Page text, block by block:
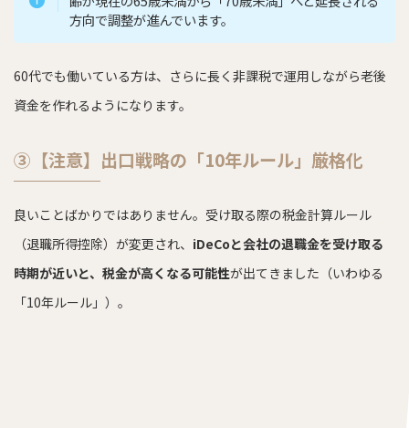
方向で調整が進んでいます。
60代でも働いている方は、さらに長く非課税で運用しながら老後
資金を作れるようになります。
③【注意】出口戦略の「10年ルール」厳格化
良いことばかりではありません。受け取る際の税金計算ルール
（退職所得控除）が変更され、 iDeCoと会社の退職金を受け取る
時期が近いと、税金が高くなる可能性が出てきました（いわゆる
「10年ルール」）。